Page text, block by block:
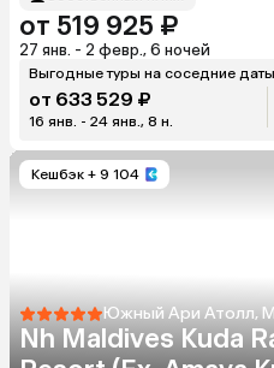
от 519 925 ₽
27 янв. - 2 февр., 6 ночей
Выгодные туры на соседние даты
от 633 529 ₽
16 янв. - 24 янв., 8 н.
Кешбэк + 9 104
Южный Ари Атолл,
Nh Maldives Kuda